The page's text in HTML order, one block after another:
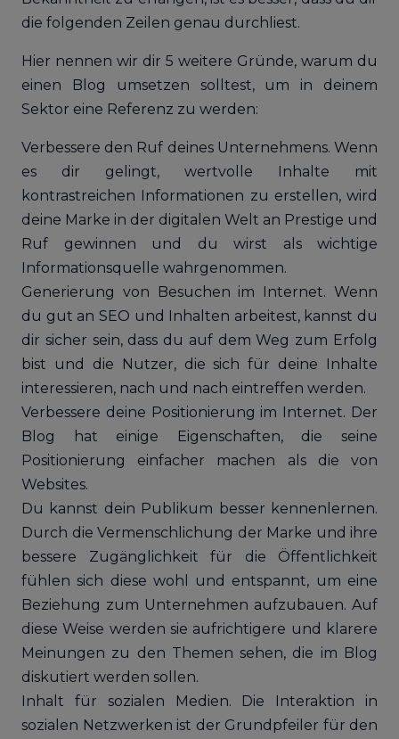
die folgenden Zeilen genau durchliest.
Hier nennen wir dir 5 weitere Gründe, warum du
einen Blog umsetzen solltest, um in deinem
Sektor eine Referenz zu werden:
Verbessere den Ruf deines Unternehmens. Wenn
es dir gelingt, wertvolle Inhalte mit
kontrastreichen Informationen zu erstellen, wird
deine Marke in der digitalen Welt an Prestige und
Ruf gewinnen und du wirst als wichtige
Informationsquelle wahrgenommen.
Generierung von Besuchen im Internet. Wenn
du gut an SEO und Inhalten arbeitest, kannst du
dir sicher sein, dass du auf dem Weg zum Erfolg
bist und die Nutzer, die sich für deine Inhalte
interessieren, nach und nach eintreffen werden.
Verbessere deine Positionierung im Internet. Der
Blog hat einige Eigenschaften, die seine
Positionierung einfacher machen als die von
Websites.
Du kannst dein Publikum besser kennenlernen.
Durch die Vermenschlichung der Marke und ihre
bessere Zugänglichkeit für die Öffentlichkeit
fühlen sich diese wohl und entspannt, um eine
Beziehung zum Unternehmen aufzubauen. Auf
diese Weise werden sie aufrichtigere und klarere
Meinungen zu den Themen sehen, die im Blog
diskutiert werden sollen.
Inhalt für sozialen Medien. Die Interaktion in
sozialen Netzwerken ist der Grundpfeiler für den